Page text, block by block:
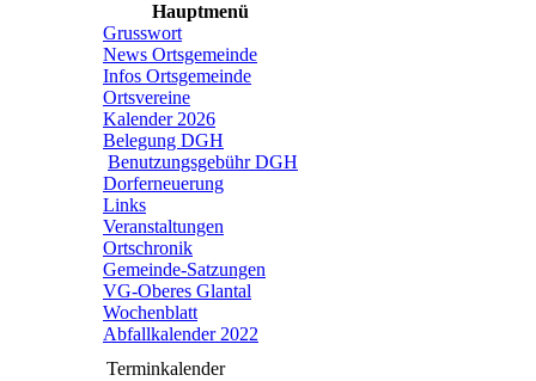
Hauptmenü
Grusswort
News Ortsgemeinde
Infos Ortsgemeinde
Ortsvereine
Kalender 2026
Belegung DGH
Benutzungsgebühr DGH
Dorferneuerung
Links
Veranstaltungen
Ortschronik
Gemeinde-Satzungen
VG-Oberes Glantal
Wochenblatt
Abfallkalender 2022
Terminkalender